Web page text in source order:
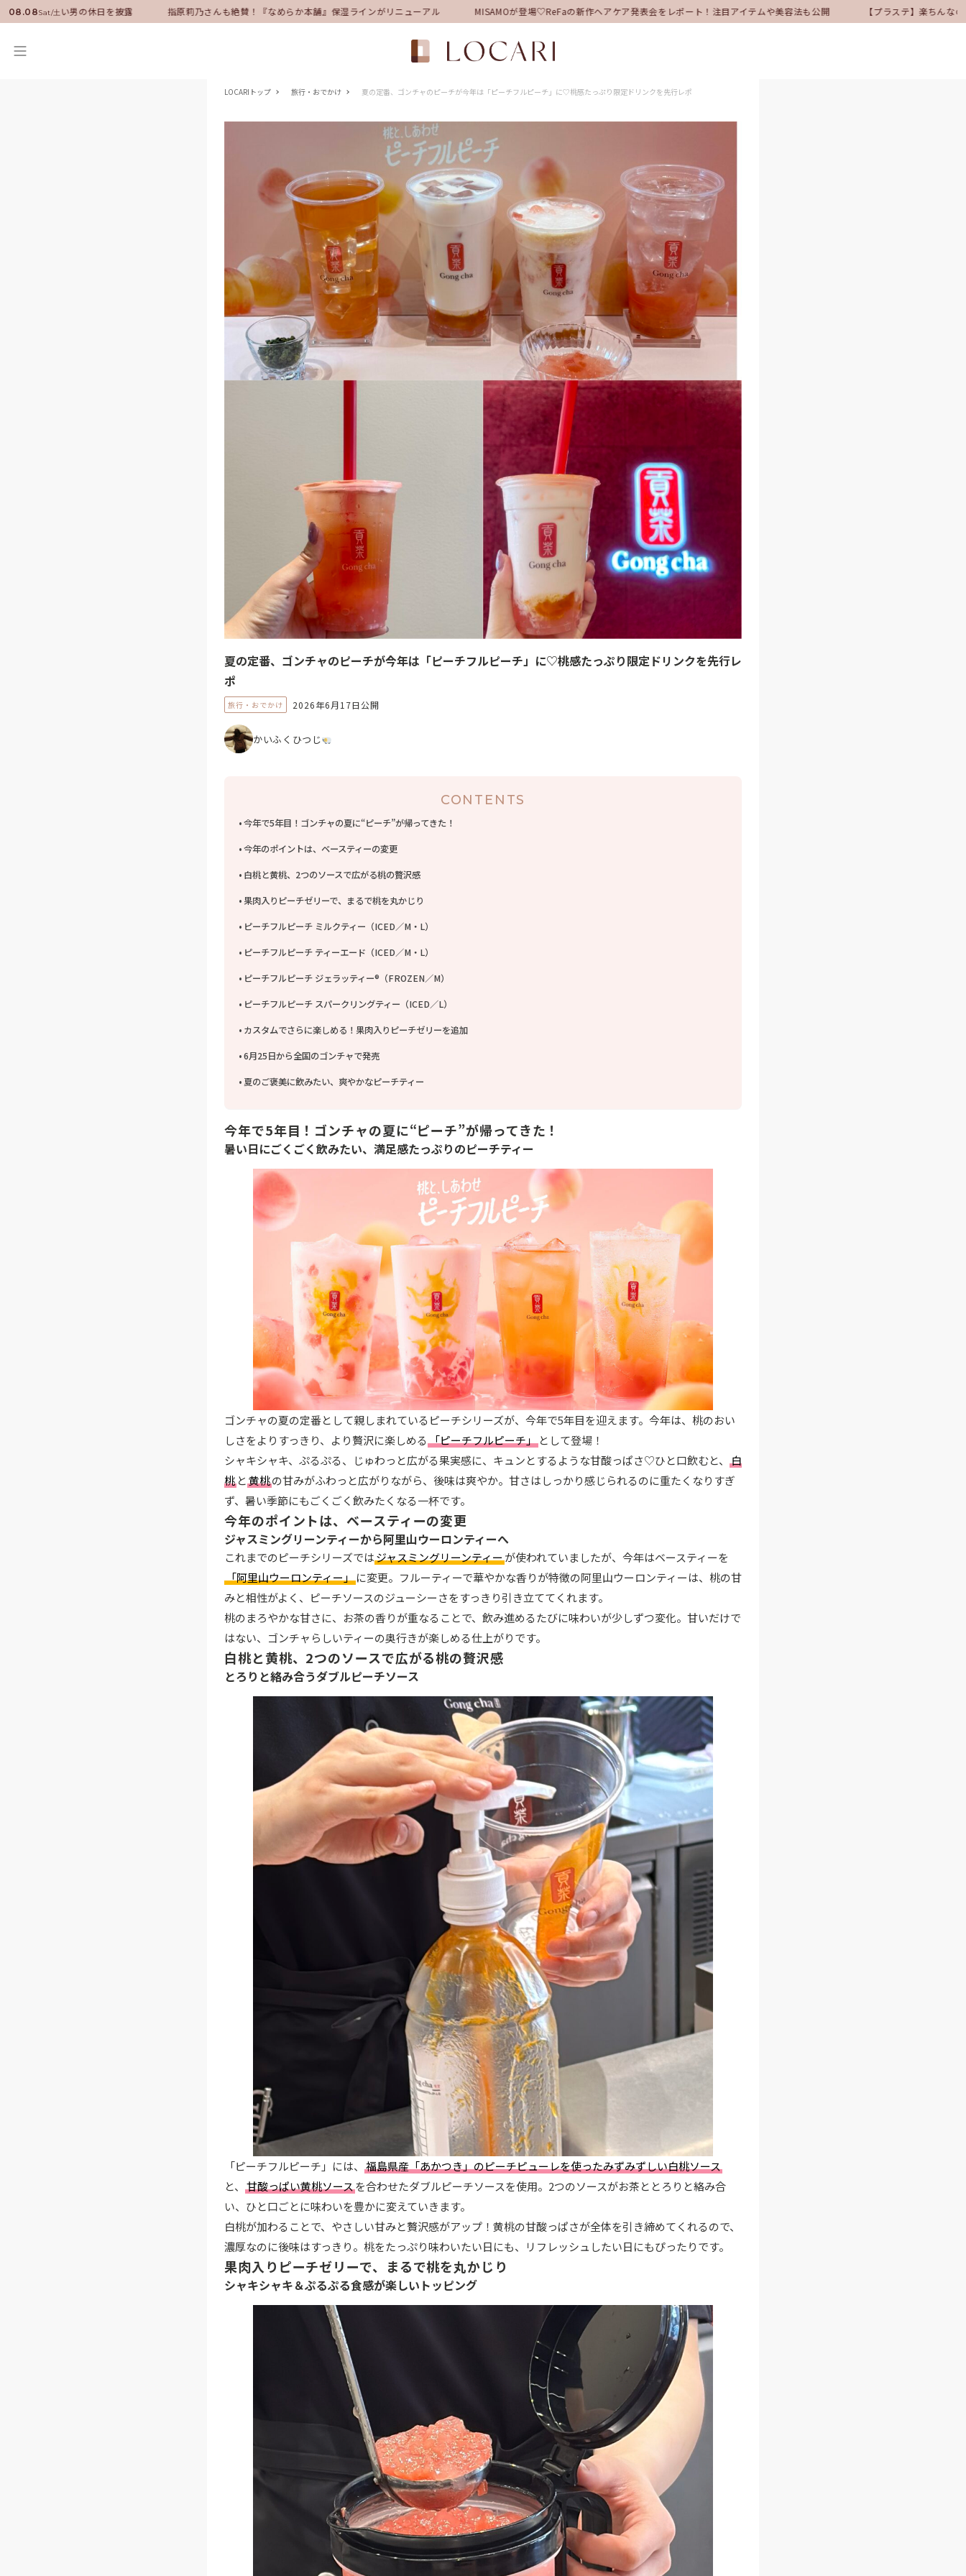
08.08Sat/土
就任！いい男の休日を披露 指原莉乃さんも絶賛！『なめらか本舗』保湿ラインがリニューアル MISAMOが登場♡ReFaの新作ヘアケア発表会をレポート！注目アイテムや美容法も公開 【プラステ】楽ちんなのに
LOCARIトップ 旅行・おでかけ 夏の定番、ゴンチャのピーチが今年は「ピーチフルピーチ」に♡桃感たっぷり限定ドリンクを先行レポ
夏の定番、ゴンチャのピーチが今年は「ピーチフルピーチ」に♡桃感たっぷり限定ドリンクを先行レ
ポ
旅行・おでかけ 2026年6月17日公開
かいふくひつじ
CONTENTS
今年で5年目！ゴンチャの夏に“ピーチ”が帰ってきた！
今年のポイントは、ベースティーの変更
白桃と黄桃、2つのソースで広がる桃の贅沢感
果肉入りピーチゼリーで、まるで桃を丸かじり
ピーチフルピーチ ミルクティー（ICED／M・L）
ピーチフルピーチ ティーエード（ICED／M・L）
ピーチフルピーチ ジェラッティー®（FROZEN／M）
ピーチフルピーチ スパークリングティー（ICED／L）
カスタムでさらに楽しめる！果肉入りピーチゼリーを追加
6月25日から全国のゴンチャで発売
夏のご褒美に飲みたい、爽やかなピーチティー
今年で5年目！ゴンチャの夏に“ピーチ”が帰ってきた！
暑い日にごくごく飲みたい、満足感たっぷりのピーチティー
ゴンチャの夏の定番として親しまれているピーチシリーズが、今年で5年目を迎えます。今年は、桃のおい
しさをよりすっきり、より贅沢に楽しめる 「ピーチフルピーチ」 として登場！
シャキシャキ、ぷるぷる、じゅわっと広がる果実感に、キュンとするような甘酸っぱさ♡ひと口飲むと、 白
桃 と黄桃の甘みがふわっと広がりながら、後味は爽やか。甘さはしっかり感じられるのに重たくなりすぎ
ず、暑い季節にもごくごく飲みたくなる一杯です。
今年のポイントは、ベースティーの変更
ジャスミングリーンティーから阿里山ウーロンティーへ
これまでのピーチシリーズではジャスミングリーンティーが使われていましたが、今年はベースティーを
「阿里山ウーロンティー」に変更。フルーティーで華やかな香りが特徴の阿里山ウーロンティーは、桃の甘
みと相性がよく、ピーチソースのジューシーさをすっきり引き立ててくれます。
桃のまろやかな甘さに、お茶の香りが重なることで、飲み進めるたびに味わいが少しずつ変化。甘いだけで
はない、ゴンチャらしいティーの奥行きが楽しめる仕上がりです。
白桃と黄桃、2つのソースで広がる桃の贅沢感
とろりと絡み合うダブルピーチソース
「ピーチフルピーチ」には、 福島県産「あかつき」のピーチピューレを使ったみずみずしい白桃ソース
と、 甘酸っぱい黄桃ソースを合わせたダブルピーチソースを使用。2つのソースがお茶ととろりと絡み合
い、ひと口ごとに味わいを豊かに変えていきます。
白桃が加わることで、やさしい甘みと贅沢感がアップ！黄桃の甘酸っぱさが全体を引き締めてくれるので、
濃厚なのに後味はすっきり。桃をたっぷり味わいたい日にも、リフレッシュしたい日にもぴったりです。
果肉入りピーチゼリーで、まるで桃を丸かじり
シャキシャキ＆ぷるぷる食感が楽しいトッピング